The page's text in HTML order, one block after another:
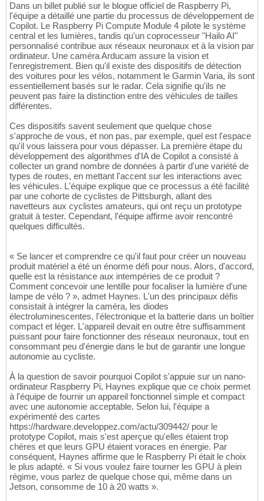
Dans un billet publié sur le blogue officiel de Raspberry Pi,
l'équipe a détaillé une partie du processus de développement de
Copilot. Le Raspberry Pi Compute Module 4 pilote le système
central et les lumières, tandis qu'un coprocesseur "Hailo AI"
personnalisé contribue aux réseaux neuronaux et à la vision par
ordinateur. Une caméra Arducam assure la vision et
l'enregistrement. Bien qu'il existe des dispositifs de détection
des voitures pour les vélos, notamment le Garmin Varia, ils sont
essentiellement basés sur le radar. Cela signifie qu'ils ne
peuvent pas faire la distinction entre des véhicules de tailles
différentes.
Ces dispositifs savent seulement que quelque chose
s'approche de vous, et non pas, par exemple, quel est l'espace
qu'il vous laissera pour vous dépasser. La première étape du
développement des algorithmes d'IA de Copilot a consisté à
collecter un grand nombre de données à partir d'une variété de
types de routes, en mettant l'accent sur les interactions avec
les véhicules. L'équipe explique que ce processus a été facilité
par une cohorte de cyclistes de Pittsburgh, allant des
navetteurs aux cyclistes amateurs, qui ont reçu un prototype
gratuit à tester. Cependant, l'équipe affirme avoir rencontré
quelques difficultés.
« Se lancer et comprendre ce qu'il faut pour créer un nouveau
produit matériel a été un énorme défi pour nous. Alors, d'accord,
quelle est la résistance aux intempéries de ce produit ?
Comment concevoir une lentille pour focaliser la lumière d'une
lampe de vélo ? », admet Haynes. L'un des principaux défis
consistait à intégrer la caméra, les diodes
électroluminescentes, l'électronique et la batterie dans un boîtier
compact et léger. L'appareil devait en outre être suffisamment
puissant pour faire fonctionner des réseaux neuronaux, tout en
consommant peu d'énergie dans le but de garantir une longue
autonomie au cycliste.
À la question de savoir pourquoi Copilot s'appuie sur un nano-
ordinateur Raspberry Pi, Haynes explique que ce choix permet
à l'équipe de fournir un appareil fonctionnel simple et compact
avec une autonomie acceptable. Selon lui, l'équipe a
expérimenté des cartes
https://hardware.developpez.com/actu/309442/ pour le
prototype Copilot, mais s'est aperçue qu'elles étaient trop
chères et que leurs GPU étaient voraces en énergie. Par
conséquent, Haynes affirme que le Raspberry Pi était le choix
le plus adapté. « Si vous voulez faire tourner les GPU à plein
régime, vous parlez de quelque chose qui, même dans un
Jetson, consomme de 10 à 20 watts ».